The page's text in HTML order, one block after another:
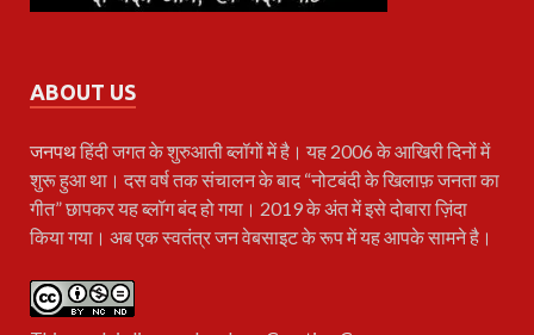
ABOUT US
जनपथहिंदी जगत के शुरुआती ब्लॉगों में है। यह 2006 के आखिरी दिनों में
शुरू हुआ था। दस वर्ष तक संचालन के बाद “नोटबंदी के खिलाफ़ जनता का
गीत” छापकर यह ब्लॉग बंद हो गया। 2019 के अंत में इसे दोबारा ज़िंदा
किया गया। अब एक स्वतंत्र जन वेबसाइट के रूप में यह आपके सामने है।